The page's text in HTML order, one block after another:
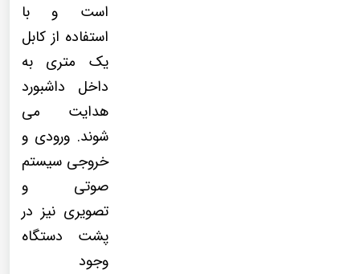
است و با
استفاده از کابل
یک متری به
داخل داشبورد
هدایت می
شوند. ورودی و
خروجی سیستم
صوتی و
تصویری نیز در
پشت دستگاه
وجود